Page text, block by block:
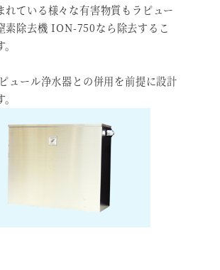
れている様々な有害物質もラピュー
素除去機 ION-750なら除去するこ
ュール浄水器との併用を前提に設計